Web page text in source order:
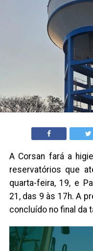
A Corsan fará a
reservatórios que
quarta-feira, 19, e
21, das 9 às 17h. A
concluído no final da